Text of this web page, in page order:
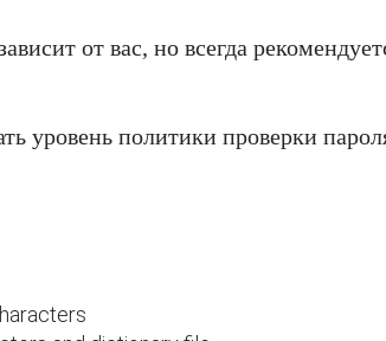
от вас, но всегда
уровень политики проверки